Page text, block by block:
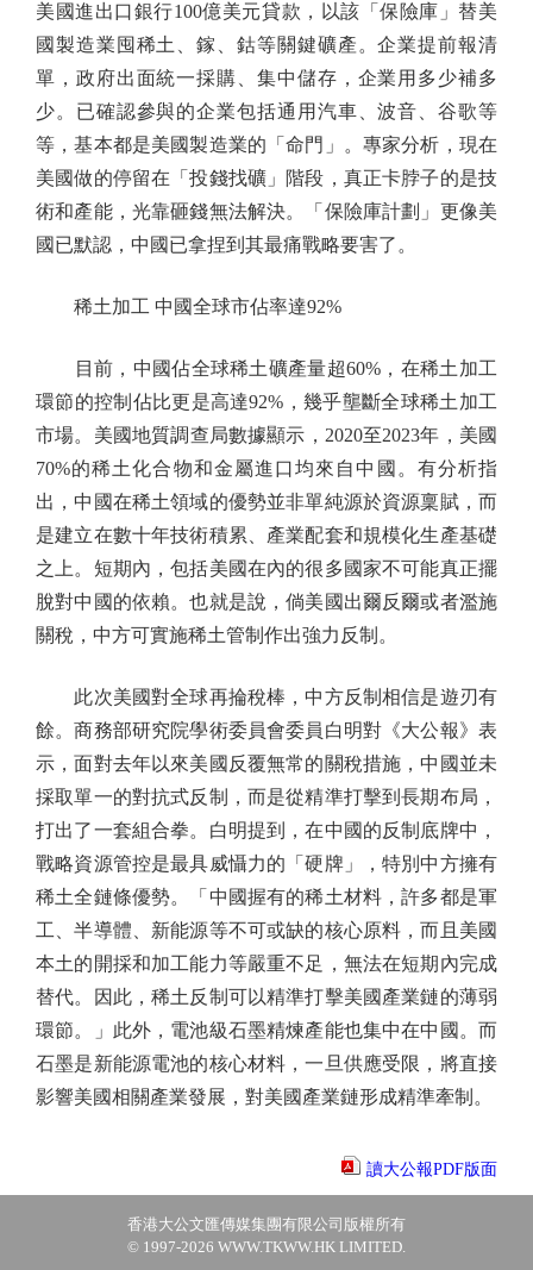
美國進出口銀行100億美元貸款，以該「保險庫」替美
國製造業囤稀土、鎵、鈷等關鍵礦產。企業提前報清
單，政府出面統一採購、集中儲存，企業用多少補多
少。已確認參與的企業包括通用汽車、波音、谷歌等
等，基本都是美國製造業的「命門」。專家分析，現在
美國做的停留在「投錢找礦」階段，真正卡脖子的是技
術和產能，光靠砸錢無法解決。「保險庫計劃」更像美
國已默認，中國已拿捏到其最痛戰略要害了。
稀土加工 中國全球市佔率達92%
目前，中國佔全球稀土礦產量超60%，在稀土加工
環節的控制佔比更是高達92%，幾乎壟斷全球稀土加工
市場。美國地質調查局數據顯示，2020至2023年，美國
70%的稀土化合物和金屬進口均來自中國。有分析指
出，中國在稀土領域的優勢並非單純源於資源稟賦，而
是建立在數十年技術積累、產業配套和規模化生產基礎
之上。短期內，包括美國在內的很多國家不可能真正擺
脫對中國的依賴。也就是說，倘美國出爾反爾或者濫施
關稅，中方可實施稀土管制作出強力反制。
此次美國對全球再掄稅棒，中方反制相信是遊刃有
餘。商務部研究院學術委員會委員白明對《大公報》表
示，面對去年以來美國反覆無常的關稅措施，中國並未
採取單一的對抗式反制，而是從精準打擊到長期布局，
打出了一套組合拳。白明提到，在中國的反制底牌中，
戰略資源管控是最具威懾力的「硬牌」，特別中方擁有
稀土全鏈條優勢。「中國握有的稀土材料，許多都是軍
工、半導體、新能源等不可或缺的核心原料，而且美國
本土的開採和加工能力等嚴重不足，無法在短期內完成
替代。因此，稀土反制可以精準打擊美國產業鏈的薄弱
環節。」此外，電池級石墨精煉產能也集中在中國。而
石墨是新能源電池的核心材料，一旦供應受限，將直接
影響美國相關產業發展，對美國產業鏈形成精準牽制。
讀大公報PDF版面
香港大公文匯傳媒集團有限公司版權所有
© 1997-2026 WWW.TKWW.HK LIMITED.